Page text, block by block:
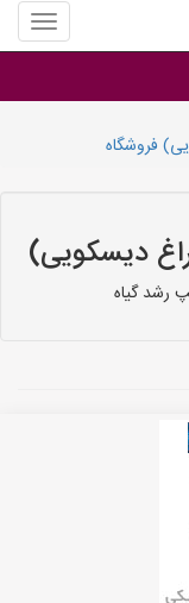
منوی
سایت
برقی
فروشگاه
دیسکویی)
رشد گیاه